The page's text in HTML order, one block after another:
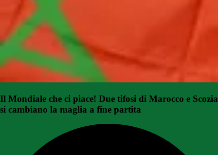
Il Mondiale che ci piace! Due tifosi di Marocco e Scozia
si cambiano la maglia a fine partita